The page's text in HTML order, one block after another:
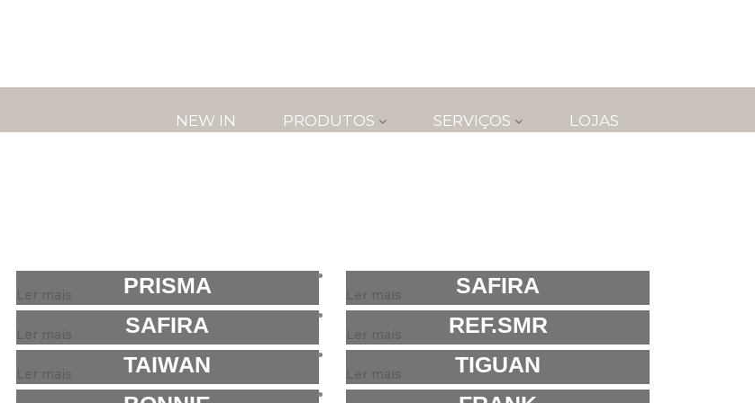
NEW IN PRODUTOS SERVIÇOS LOJAS
Ler mais PRISMA Ler mais SAFIRA
Ler mais SAFIRA Ler mais REF.SMR
Ler mais TAIWAN Ler mais TIGUAN